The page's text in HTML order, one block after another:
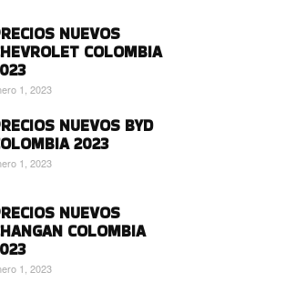
NUEVOS
COLOMBIA
1, 2023
NUEVOS BYD
2023
1, 2023
NUEVOS
COLOMBIA
1, 2023